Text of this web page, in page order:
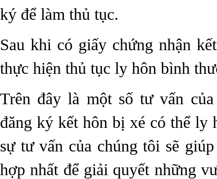
ký để làm thủ tục.
Sau khi có giấy chứng nhận
thực hiện thủ tục ly hôn bình
Trên đây là một số tư vấn
đăng ký kết hôn bị xé có thể ly
sự tư vấn của chúng tôi sẽ
hợp nhất để giải quyết những